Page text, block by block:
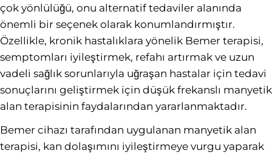
çok yönlülüğü, onu alternatif tedaviler alanında
önemli bir seçenek olarak konumlandırmıştır.
Özellikle, kronik hastalıklara yönelik Bemer terapisi,
semptomları iyileştirmek, refahı artırmak ve uzun
vadeli sağlık sorunlarıyla uğraşan hastalar için tedavi
sonuçlarını geliştirmek için düşük frekanslı manyetik
alan terapisinin faydalarından yararlanmaktadır.
Bemer cihazı tarafından uygulanan manyetik alan
terapisi, kan dolaşımını iyileştirmeye vurgu yaparak